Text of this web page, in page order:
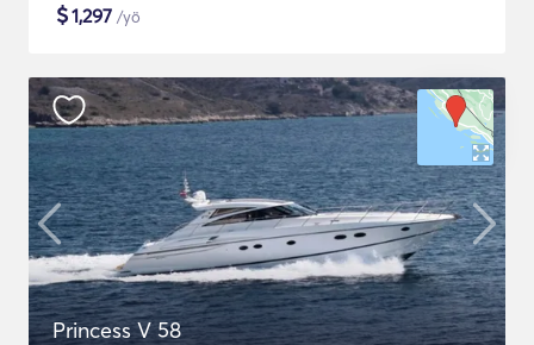
$1,297 /yö
Princess V 58